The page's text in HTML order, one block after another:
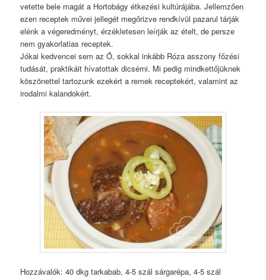
vetette bele magát a Hortobágy étkezési kultúrájába. Jellemzően
ezen receptek művei jellegét megőrizve rendkívül pazarul tárják
elénk a végeredményt, érzékletesen leírják az ételt, de persze
nem gyakorlatias receptek.
Jókai kedvencei sem az Ő, sokkal inkább Róza asszony főzési
tudását, praktikáit hívatottak dicsérni. Mi pedig mindkettőjüknek
köszönettel tartozunk ezekért a remek receptekért, valamint az
irodalmi kalandokért.
Hozzávalók: 40 dkg tarkabab, 4-5 szál sárgarépa, 4-5 szál